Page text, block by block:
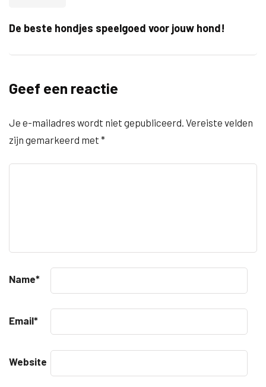
De beste hondjes speelgoed voor jouw hond!
Geef een reactie
Je e-mailadres wordt niet gepubliceerd. Vereiste velden
zijn gemarkeerd met *
Name*
Email*
Website